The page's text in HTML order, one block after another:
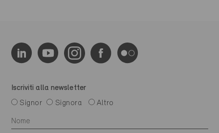
Iscriviti alla newsletter
Signor
Signora Altro